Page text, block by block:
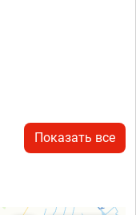
Показать все